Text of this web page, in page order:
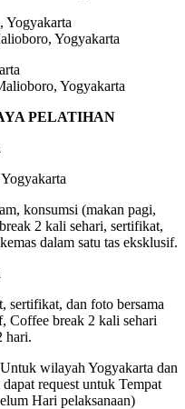
Yogyakarta
Yogyakarta
Yogyakarta
PELATIHAN
konsumsi (makan pagi,
2 kali sehari, sertifikat,
dalam satu tas eksklusif.
sertifikat, dan foto bersama
Coffee break 2 kali sehari
hari.
wilayah Yogyakarta dan
request untuk Tempat
Hari pelaksanaan)